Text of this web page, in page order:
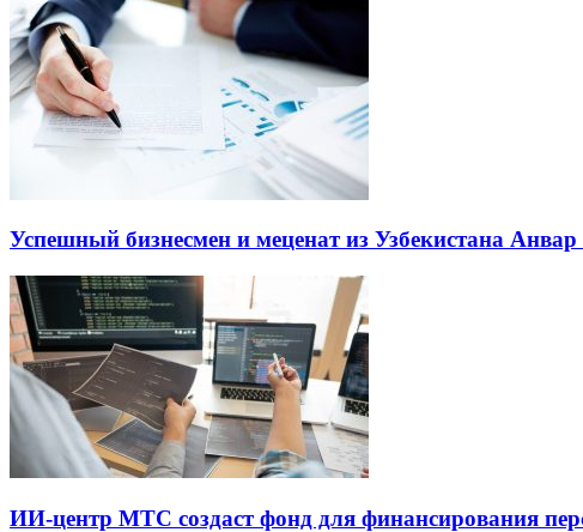
Успешный бизнесмен и меценат из Узбекистана
ИИ-центр МТС создаст фонд для финансирования